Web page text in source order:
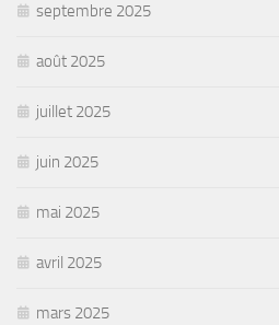
septembre 2025
août 2025
juillet 2025
juin 2025
mai 2025
avril 2025
mars 2025